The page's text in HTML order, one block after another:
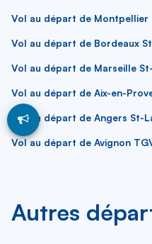
Vol au départ de Montpellier
Vol au départ de Bordeaux
Vol au départ de Marseille
Vol au départ de Aix-en-
Vol au départ de Angers St-
Vol au départ de Avignon
Autres